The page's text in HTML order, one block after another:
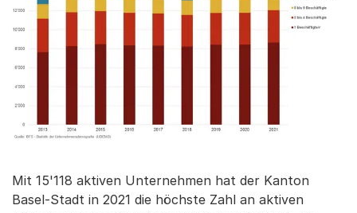
Mit 15'118 aktiven Unternehmen hat der Kanton
Basel-Stadt in 2021 die höchste Zahl an aktiven